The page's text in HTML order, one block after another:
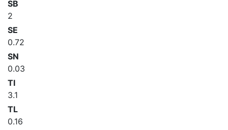
SB
2
SE
0.72
SN
0.03
TI
3.1
TL
0.16